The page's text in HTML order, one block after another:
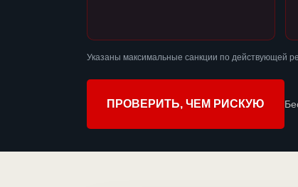
Указаны максимальные санкции по действующей
ПРОВЕРИТЬ, ЧЕМ РИСКУЮ